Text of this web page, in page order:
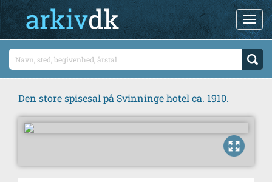
Den store spisesal på Svinninge hotel ca. 1910.